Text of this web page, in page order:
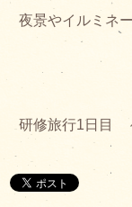
夜景やイルミネ
研修旅行1日目